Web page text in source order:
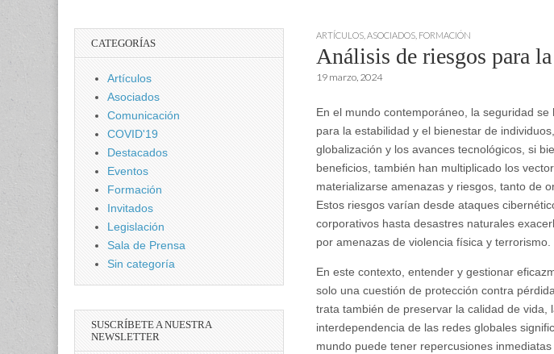
ARTÍCULOS ASOCIADOS FORMACIÓN
Análisis de riesgos para
19 marzo, 2024
En el mundo contemporáneo, la seguridad
para la estabilidad y el bienestar de
globalización y los avances tecnológicos, si
beneficios, también han multiplicado los
materializarse amenazas y riesgos, tanto de
Estos riesgos varían desde ataques
corporativos hasta desastres naturales
por amenazas de violencia física y terrorismo.
En este contexto, entender y gestionar
solo una cuestión de protección contra
trata también de preservar la calidad de
interdependencia de las redes globales
mundo puede tener repercusiones
CATEGORÍAS
Artículos
Asociados
Comunicación
COVID'19
Destacados
Eventos
Formación
Invitados
Legislación
Sala de Prensa
Sin categoría
SUSCRÍBETE A NUESTRA
NEWSLETTER